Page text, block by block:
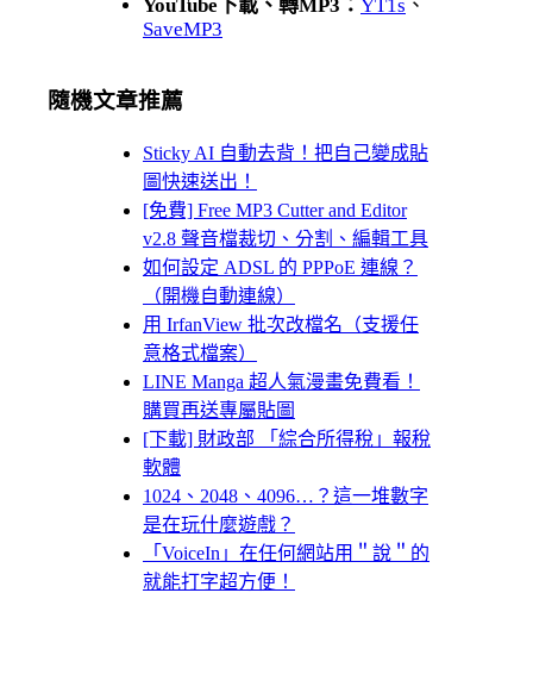
YouTube下載、轉MP3： YT1s 、
SaveMP3
隨機文章推薦
Sticky AI 自動去背！把自己變成貼
圖快速送出！
[免費] Free MP3 Cutter and Editor
v2.8 聲音檔裁切、分割、編輯工具
如何設定 ADSL 的 PPPoE 連線？
（開機自動連線）
用 IrfanView 批次改檔名（支援任
意格式檔案）
LINE Manga 超人氣漫畫免費看！
購買再送專屬貼圖
[下載] 財政部 「綜合所得稅」報稅
軟體
1024、2048、4096…？這一堆數字
是在玩什麼遊戲？
「VoiceIn」在任何網站用＂說＂的
就能打字超方便！